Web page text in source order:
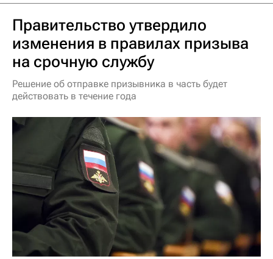
Правительство утвердило
изменения в правилах призыва
на срочную службу
Решение об отправке призывника в часть будет
действовать в течение года